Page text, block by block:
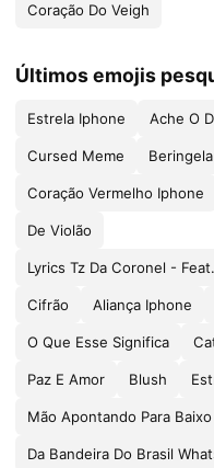
Coração Do Veigh
Últimos emojis
Estrela Iphone Ache O
Cursed Meme Beringela
Coração Vermelho Iphone
De Violão
Lyrics Tz Da Coronel -
Cifrão Aliança Iphone
O Que Esse Significa
Paz E Amor Blush
Mão Apontando Para Baixo
Da Bandeira Do Brasil